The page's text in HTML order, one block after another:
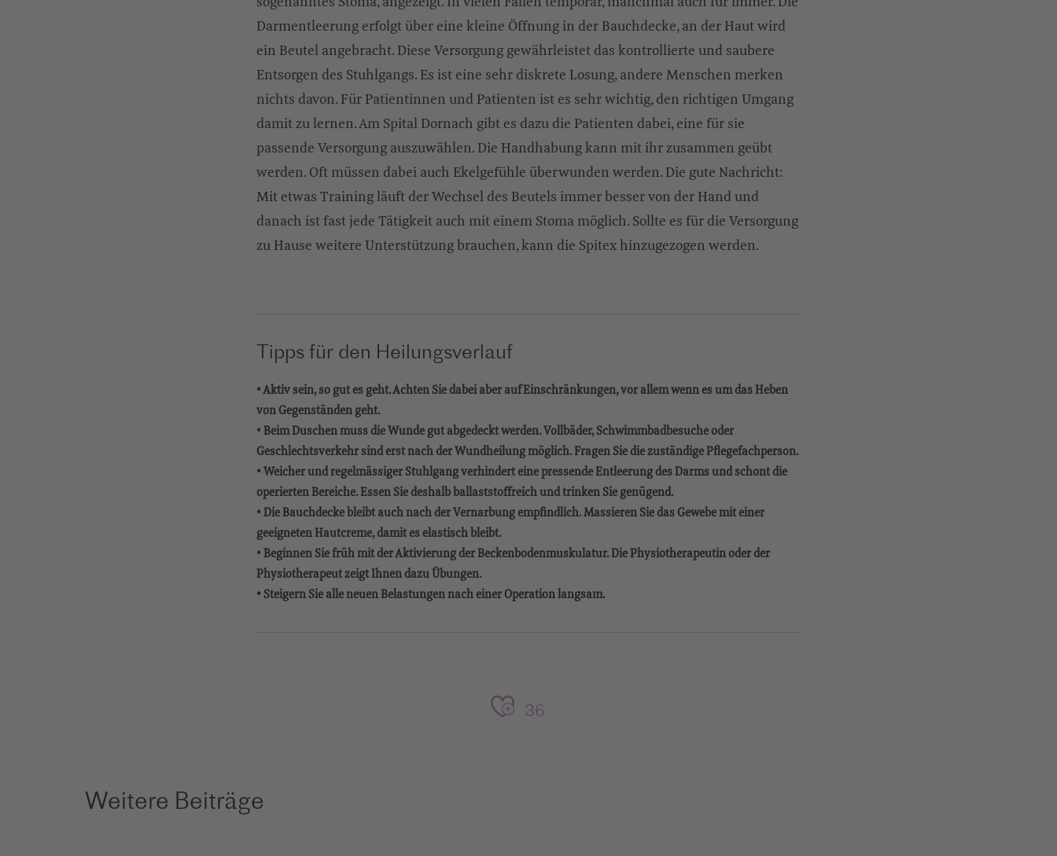
Darmentleerung erfolgt über eine kleine Öffnung in der Bauchdecke, an der Haut wird
ein Beutel angebracht. Diese Versorgung gewährleistet das kontrollierte und saubere
Entsorgen des Stuhlgangs. Es ist eine sehr diskrete Losung, andere Menschen merken
nichts davon. Für Patientinnen und Patienten ist es sehr wichtig, den richtigen Umgang
damit zu lernen. Am Spital Dornach gibt es dazu die Patienten dabei, eine für sie
passende Versorgung auszuwählen. Die Handhabung kann mit ihr zusammen geübt
werden. Oft müssen dabei auch Ekelgefühle überwunden werden. Die gute Nachricht:
Mit etwas Training läuft der Wechsel des Beutels immer besser von der Hand und
danach ist fast jede Tätigkeit auch mit einem Stoma möglich. Sollte es für die Versorgung
zu Hause weitere Unterstützung brauchen, kann die Spitex hinzugezogen werden.
Tipps für den Heilungsverlauf
• Aktiv sein, so gut es geht. Achten Sie dabei aber auf Einschränkungen, vor allem wenn es um das Heben
von Gegenständen geht.
• Beim Duschen muss die Wunde gut abgedeckt werden. Vollbäder, Schwimmbadbesuche oder
Geschlechtsverkehr sind erst nach der Wundheilung möglich. Fragen Sie die zuständige Pflegefachperson.
• Weicher und regelmässiger Stuhlgang verhindert eine pressende Entleerung des Darms und schont die
operierten Bereiche. Essen Sie deshalb ballaststoffreich und trinken Sie genügend.
• Die Bauchdecke bleibt auch nach der Vernarbung empfindlich. Massieren Sie das Gewebe mit einer
geeigneten Hautcreme, damit es elastisch bleibt.
• Beginnen Sie früh mit der Aktivierung der Beckenbodenmuskulatur. Die Physiotherapeutin oder der
Physiotherapeut zeigt Ihnen dazu Übungen.
• Steigern Sie alle neuen Belastungen nach einer Operation langsam.
36
Weitere Beiträge